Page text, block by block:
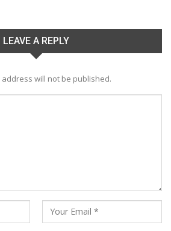
LEAVE A REPLY
address will not be published.